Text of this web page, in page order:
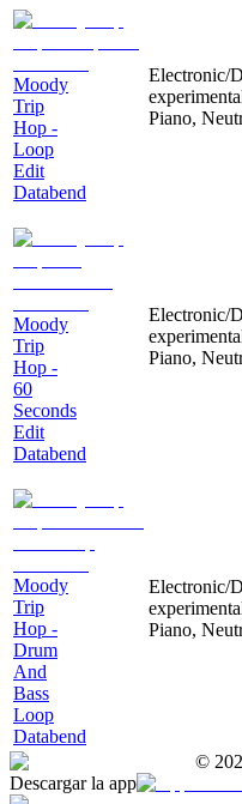
Moody
Trip
Hop -
Loop
Edit
Databend
Electronic/
Piano,
Moody
Trip
Hop -
60
Seconds
Edit
Databend
Electronic/
Piano,
Moody
Trip
Hop -
Drum
And
Bass
Loop
Databend
Electronic/
Piano,
©
Descargar la app